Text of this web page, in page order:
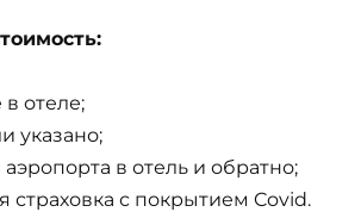
отеле;
указано;
в отель и обратно;
с покрытием Covid.